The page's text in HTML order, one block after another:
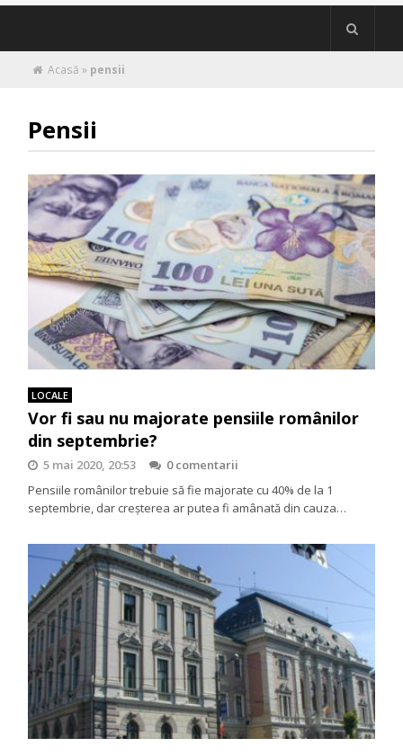
Acasă » pensii
Pensii
LOCALE
Vor fi sau nu majorate pensiile românilor
din septembrie?
5 mai 2020, 20:53
0 comentarii
Pensiile românilor trebuie să fie majorate cu 40% de la 1
septembrie, dar creșterea ar putea fi amânată din cauza…